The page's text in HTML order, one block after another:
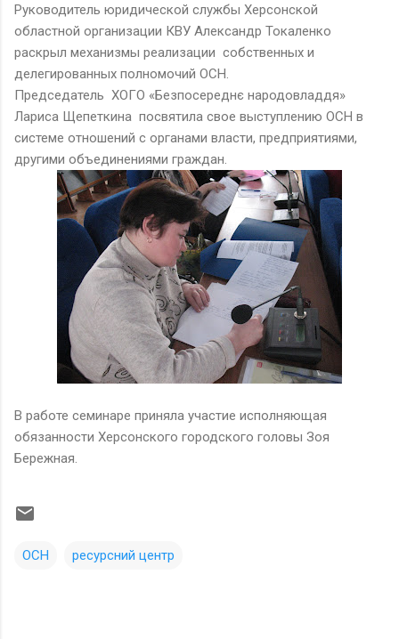
Руководитель юридической службы Херсонской
областной организации КВУ Александр Токаленко
раскрыл механизмы реализации собственных и
делегированных полномочий ОСН.
Председатель ХОГО «Безпосереднє народовладдя»
Лариса Щепеткина посвятила свое выступлению ОСН в
системе отношений с органами власти, предприятиями,
другими объединениями граждан.
В работе семинаре приняла участие исполняющая
обязанности Херсонского городского головы Зоя
Бережная.
ОСН ресурсний центр